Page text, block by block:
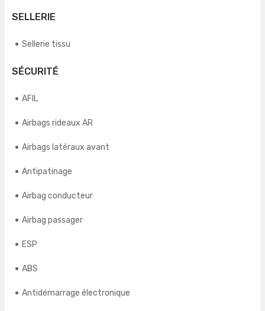
SELLERIE
Sellerie tissu
SÉCURITÉ
AFIL
Airbags rideaux AR
Airbags latéraux avant
Antipatinage
Airbag conducteur
Airbag passager
ESP
ABS
Antidémarrage électronique